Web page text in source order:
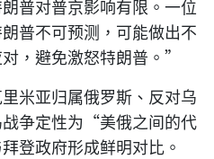
普对普京影响有限。一位
普不可预测，可能做出不
，避免激怒特朗普。”
米亚归属俄罗斯、反对乌
争定性为“美俄之间的代
登政府形成鲜明对比。